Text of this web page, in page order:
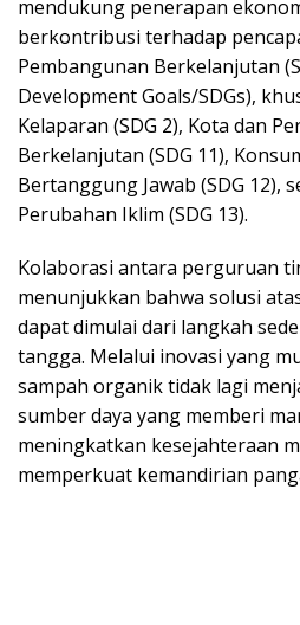
mendukung penerapan
berkontribusi terhadap
Pembangunan Berkelanjutan
Development Goals/SDGs),
Kelaparan (SDG 2), Kota dan
Berkelanjutan (SDG 11),
Bertanggung Jawab (SDG 12),
Perubahan Iklim (SDG 13).
Kolaborasi antara perguruan
menunjukkan bahwa solusi
dapat dimulai dari langkah
tangga. Melalui inovasi yang
sampah organik tidak lagi
sumber daya yang memberi
meningkatkan kesejahteraan
memperkuat kemandirian